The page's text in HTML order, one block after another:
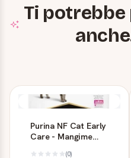
Ti potrebbe
Purina NF Cat Early
Care - Mangime
(0)